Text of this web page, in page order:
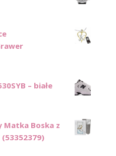
– białe
Matka Boska z
(53352379)